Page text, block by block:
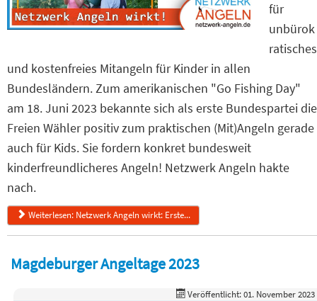
für
unbürok
ratisches
und kostenfreies Mitangeln für Kinder in allen
Bundesländern. Zum amerikanischen "Go Fishing Day"
am 18. Juni 2023 bekannte sich als erste Bundespartei die
Freien Wähler positiv zum praktischen (Mit)Angeln gerade
auch für Kids. Sie fordern konkret bundesweit
kinderfreundlicheres Angeln! Netzwerk Angeln hakte
nach.
Weiterlesen: Netzwerk Angeln wirkt: Erste...
Magdeburger Angeltage 2023
Veröffentlicht: 01. November 2023